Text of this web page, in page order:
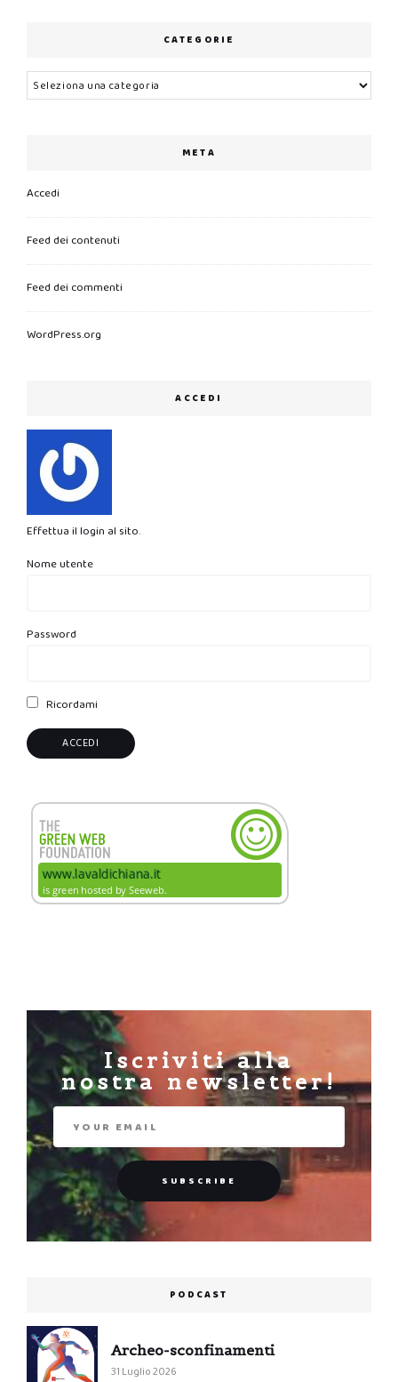
CATEGORIE
Categorie
META
Accedi
Feed dei contenuti
Feed dei commenti
WordPress.org
ACCEDI
Effettua il login al sito.
Nome utente
Password
Ricordami
Iscriviti alla
nostra newsletter!
PODCAST
Archeo-sconfinamenti
31 Luglio 2026